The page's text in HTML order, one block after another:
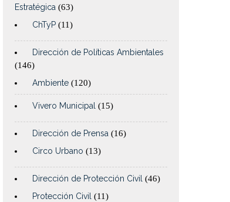
Estratégica (63)
ChTyP (11)
Dirección de Políticas Ambientales
(146)
Ambiente (120)
Vivero Municipal (15)
Dirección de Prensa (16)
Circo Urbano (13)
Dirección de Protección Civil (46)
Protección Civil (11)